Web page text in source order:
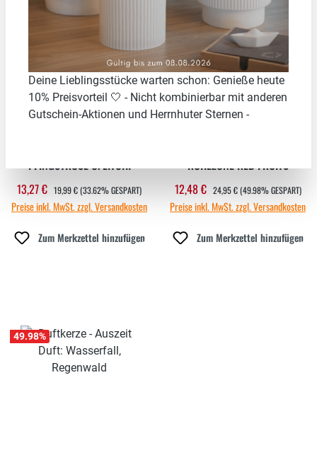
PFINGSTROSE U. LITCHI
Verkaufspreis:
13,27 € REGULÄRER PREIS:
19,99 € (33.62% GESPART)
Preise inkl. MwSt. zzgl. Versandkosten
Zum Merkzettel hinzufügen
RUHEZONE RED FRUITS
Verkaufspreis:
12,48 € REGULÄRER PREIS:
24,95 € (49.98% GESPART)
Preise inkl. MwSt. zzgl. Versandkosten
Zum Merkzettel hinzufügen
49.98%
Deine Lieblingsstücke warten schon: Genieße heute
10% Preisvorteil 🤍 - Nicht kombinierbar mit anderen
Gutschein-Aktionen und Herrnhuter Sternen -